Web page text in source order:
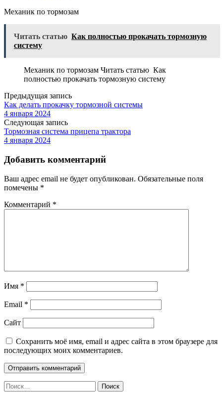
Механик по тормозам
Читать статью Как полностью прокачать тормозную
систему
Механик по тормозам Читать статью Как
полностью прокачать тормозную систему
Предыдущая запись
Как делать прокачку тормозной системы
4 января 2024
Следующая запись
Тормозная система прицепа трактора
4 января 2024
Добавить комментарий
Ваш адрес email не будет опубликован. Обязательные поля
помечены *
Комментарий *
Имя *
Email *
Сайт
Сохранить моё имя, email и адрес сайта в этом браузере для
последующих моих комментариев.
Найти: